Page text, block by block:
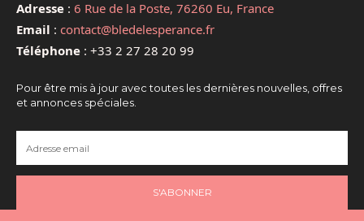
Adresse : 6 Rue de la Poste, 76260 Eu, France
Email : contact@bledelesperance.fr
Téléphone : +33 2 27 28 20 99
Pour être mis à jour avec toutes les dernières nouvelles, offres
et annonces spéciales.
S'ABONNER